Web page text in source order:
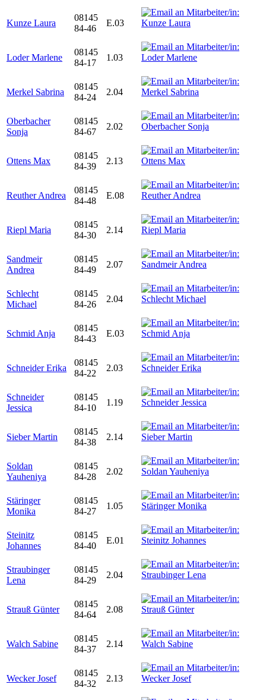
Kunze Laura
08145
84-46
E.03
Loder Marlene
08145
84-17
1.03
Merkel Sabrina
08145
84-24
2.04
Oberbacher
Sonja
08145
84-67
2.02
Ottens Max
08145
84-39
2.13
Reuther Andrea
08145
84-48
E.08
Riepl Maria
08145
84-30
2.14
Sandmeir
Andrea
08145
84-49
2.07
Schlecht
Michael
08145
84-26
2.04
Schmid Anja
08145
84-43
E.03
Schneider Erika
08145
84-22
2.03
Schneider
Jessica
08145
84-10
1.19
Sieber Martin
08145
84-38
2.14
Soldan
Yauheniya
08145
84-28
2.02
Stäringer
Monika
08145
84-27
1.05
Steinitz
Johannes
08145
84-40
E.01
Straubinger
Lena
08145
84-29
2.04
Strauß Günter
08145
84-64
2.08
Walch Sabine
08145
84-37
2.14
Wecker Josef
08145
84-32
2.13